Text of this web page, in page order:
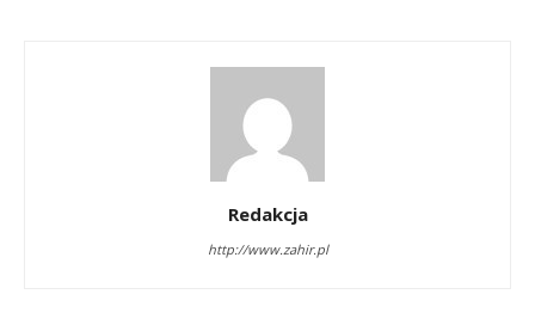
Redakcja
http://www.zahir.pl